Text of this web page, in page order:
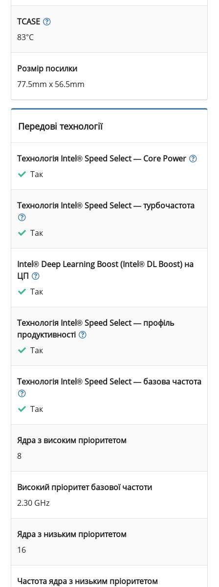
TCASE
83°C
Розмір посилки
77.5mm x 56.5mm
Передові технології
Технологія Intel® Speed Select — Core Power
Так
Технологія Intel® Speed Select — турбочастота
Так
Intel® Deep Learning Boost (Intel® DL Boost) на
ЦП
Так
Технологія Intel® Speed Select — профіль
продуктивності
Так
Технологія Intel® Speed Select — базова частота
Так
Ядра з високим пріоритетом
8
Високий пріоритет базової частоти
2.30 GHz
Ядра з низьким пріоритетом
16
Частота ядра з низьким пріоритетом